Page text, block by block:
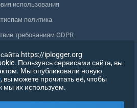
использования
политика
требованиям GDPR
мои данные
согласие
https://iplogger.org
Пользуясь сервисами сайта, вы
Мы опубликовали новую
, вы можете прочитать её, чтобы
мы их используем.